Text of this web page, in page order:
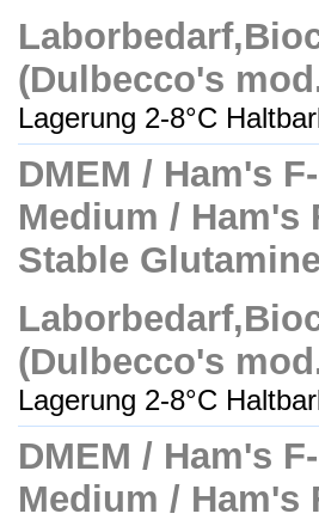
(Dulbecco's
Lagerung 2-8°C
DMEM / Ham's
Medium / Ham's
Stable
(Dulbecco's
Lagerung 2-8°C
DMEM / Ham's
Medium / Ham's